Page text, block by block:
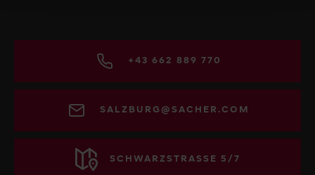
+43 662 889 770
SALZBURG@SACHER.COM
SCHWARZSTRASSE 5/7